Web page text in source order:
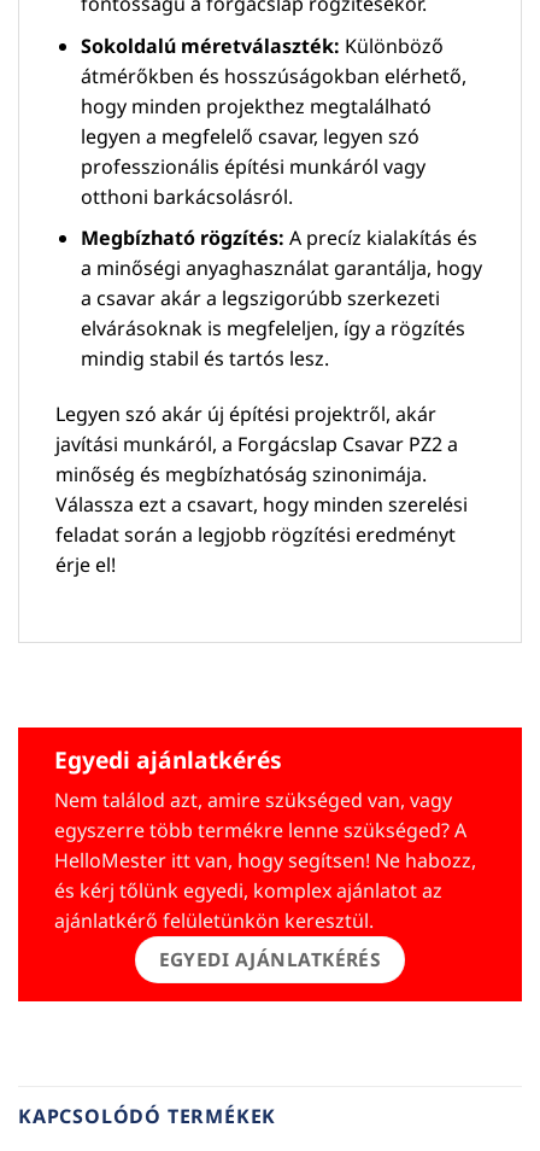
Sokoldalú méretválaszték: Különböző
átmérőkben és hosszúságokban elérhető,
hogy minden projekthez megtalálható
legyen a megfelelő csavar, legyen szó
professzionális építési munkáról vagy
otthoni barkácsolásról.
Megbízható rögzítés: A precíz kialakítás és
a minőségi anyaghasználat garantálja, hogy
a csavar akár a legszigorúbb szerkezeti
elvárásoknak is megfeleljen, így a rögzítés
mindig stabil és tartós lesz.
Legyen szó akár új építési projektről, akár
javítási munkáról, a Forgácslap Csavar PZ2 a
minőség és megbízhatóság szinonimája.
Válassza ezt a csavart, hogy minden szerelési
feladat során a legjobb rögzítési eredményt
érje el!
Egyedi ajánlatkérés
Nem találod azt, amire szükséged van, vagy
egyszerre több termékre lenne szükséged? A
HelloMester itt van, hogy segítsen! Ne habozz,
és kérj tőlünk egyedi, komplex ajánlatot az
ajánlatkérő felületünkön keresztül.
EGYEDI AJÁNLATKÉRÉS
KAPCSOLÓDÓ TERMÉKEK